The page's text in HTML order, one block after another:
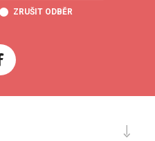
ZRUŠIT ODBĚR